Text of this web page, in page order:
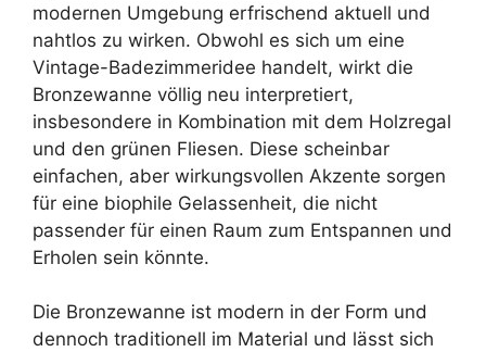
modernen Umgebung erfrischend aktuell und
nahtlos zu wirken. Obwohl es sich um eine
Vintage-Badezimmeridee handelt, wirkt die
Bronzewanne völlig neu interpretiert,
insbesondere in Kombination mit dem Holzregal
und den grünen Fliesen. Diese scheinbar
einfachen, aber wirkungsvollen Akzente sorgen
für eine biophile Gelassenheit, die nicht
passender für einen Raum zum Entspannen und
Erholen sein könnte.
Die Bronzewanne ist modern in der Form und
dennoch traditionell im Material und lässt sich